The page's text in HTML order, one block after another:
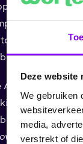
Deze website
We gebruiken
media,
verstrekt of
gebruikt.
opslaat
gebruiken en
AI-assistent lees
welke
wie